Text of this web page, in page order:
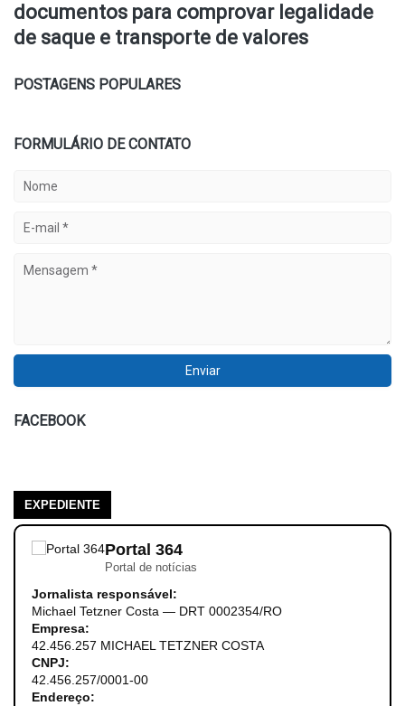
documentos para comprovar legalidade
de saque e transporte de valores
POSTAGENS POPULARES
FORMULÁRIO DE CONTATO
FACEBOOK
EXPEDIENTE
Portal 364
Portal de notícias
Jornalista responsável:
Michael Tetzner Costa — DRT 0002354/RO
Empresa:
42.456.257 MICHAEL TETZNER COSTA
CNPJ:
42.456.257/0001-00
Endereço: